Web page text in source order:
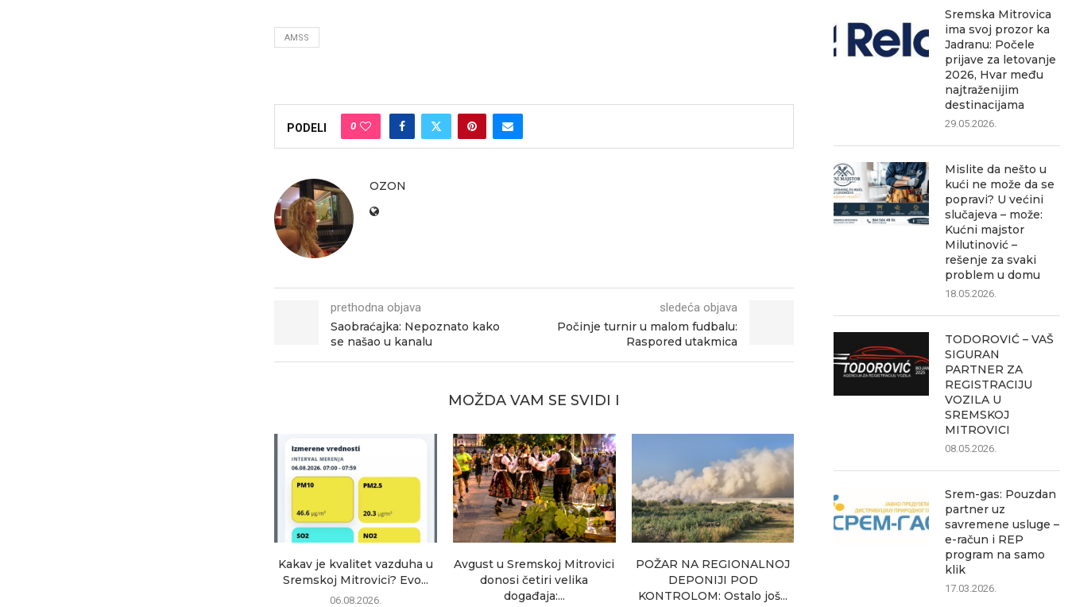
AMSS
PODELI 0
OZON
prethodna objava
Saobraćajka: Nepoznato kako
se našao u kanalu
sledeća objava
Počinje turnir u malom fudbalu:
Raspored utakmica
MOŽDA VAM SE SVIDI I
Kakav je kvalitet vazduha u
Sremskoj Mitrovici? Evo...
06.08.2026.
Avgust u Sremskoj Mitrovici
donosi četiri velika
događaja:...
POŽAR NA REGIONALNOJ
DEPONIJI POD
KONTROLOM: Ostalo još...
U subotu zatvaranje ulica u
Sremska Mitrovica
ima svoj prozor ka
Jadranu: Počele
prijave za letovanje
2026, Hvar među
najtraženijim
destinacijama
29.05.2026.
Mislite da nešto u
kući ne može da se
popravi? U većini
slučajeva – može:
Kućni majstor
Milutinović –
rešenje za svaki
problem u domu
18.05.2026.
TODOROVIĆ – VAŠ
SIGURAN
PARTNER ZA
REGISTRACIJU
VOZILA U
SREMSKOJ
MITROVICI
08.05.2026.
Srem-gas: Pouzdan
partner uz
savremene usluge –
e-račun i REP
program na samo
klik
17.03.2026.